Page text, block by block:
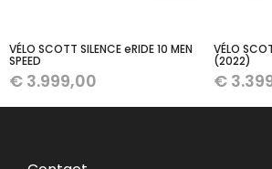
VÉLO SCOTT SILENCE eRIDE 10 MEN
SPEED
€ 3.999,00
VÉLO
(2022)
€